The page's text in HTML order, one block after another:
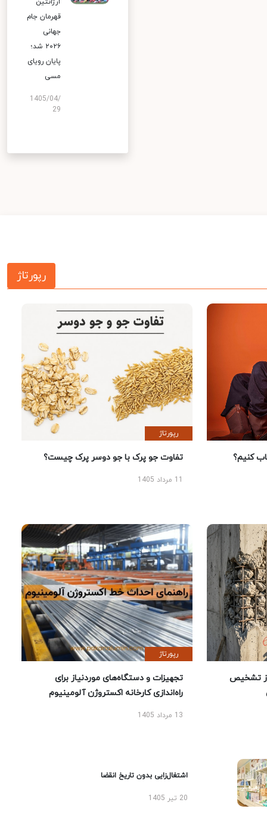
قهرمان جام
جهانی
۲۰۲۶ شد؛
پایان رویای
مسی
1405/04/
29
رپورتاژ
کنیم؟
رپورتاژ
تفاوت جو پرک با جو دوسر پرک چیست؟
تشخیص
رپورتاژ
تجهیزات و دستگاه‌های موردنیاز برای
راه‌اندازی کارخانه اکستروژن آلومینیوم
13 مرداد 1405
اشتغال‌زایی بدون تاریخ انقضا
20 تیر 1405